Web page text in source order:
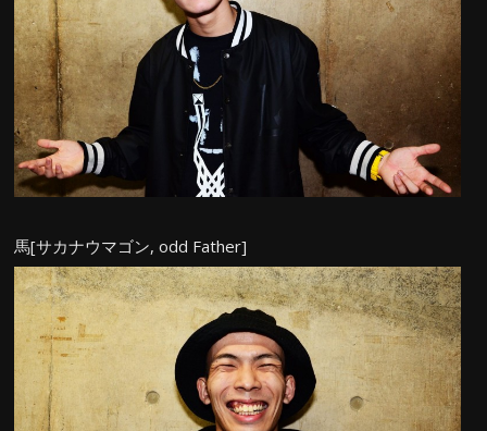
馬[サカナウマゴン, odd Father]